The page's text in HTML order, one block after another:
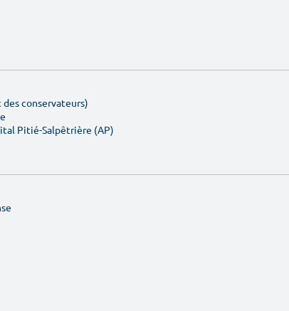
conservateurs)
Pitié-Salpêtrière (AP)